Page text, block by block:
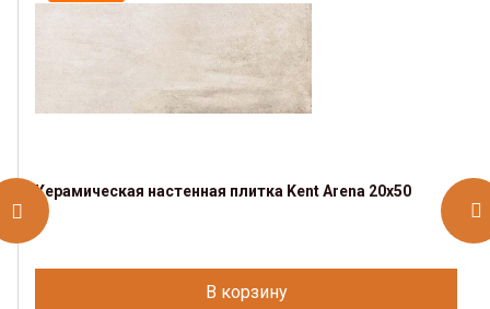
Керамическая настенная плитка Kent Arena 20x50
В корзину